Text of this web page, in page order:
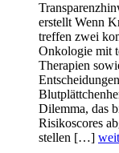
erstellt Wenn
treffen zwei
Onkologie mit
Therapien
Dilemma, das
Risikoscores
stellen […]